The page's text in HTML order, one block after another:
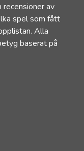
av
spel som fått
Alla
baserat på